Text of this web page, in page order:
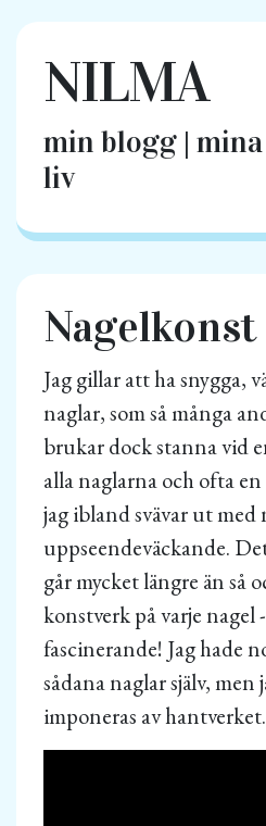
NILMA
min blogg |
liv
Nagelkonst
Jag gillar att ha snygga,
naglar, som så många
brukar dock stanna vid
alla naglarna och ofta
jag ibland svävar ut med
uppseendeväckande.
går mycket längre än så
konstverk på varje nagel
fascinerande! Jag hade
sådana naglar själv, men
imponeras av hantverket.